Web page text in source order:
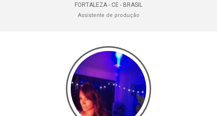
FORTALEZA - CE - BRASIL
Assistente de produção